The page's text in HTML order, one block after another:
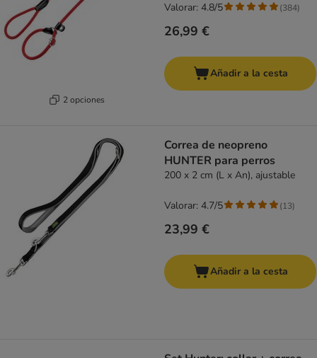
2 opciones
26,99 €
Valorar: 4.8/5 (384)
Añadir a la cesta
Correa de neopreno
HUNTER para perros
200 x 2 cm (L x An), ajustable
23,99 €
Valorar: 4.7/5 (13)
Añadir a la cesta